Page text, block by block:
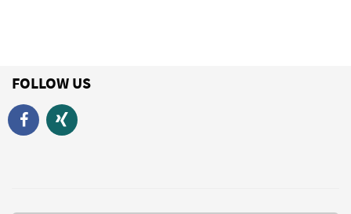
FOLLOW US